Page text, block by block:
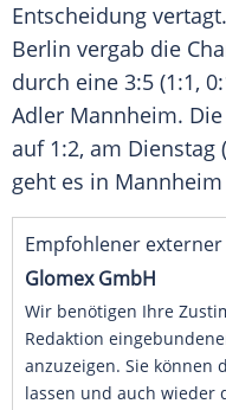
Entscheidung vertagt.
Berlin vergab die
durch eine 3:5 (1:1,
Adler Mannheim.
auf 1:2, am Dienstag
geht es in Mannheim
Empfohlener
Glomex GmbH
Wir benötigen Ihre
Redaktion
anzuzeigen. Sie können
lassen und auch wieder